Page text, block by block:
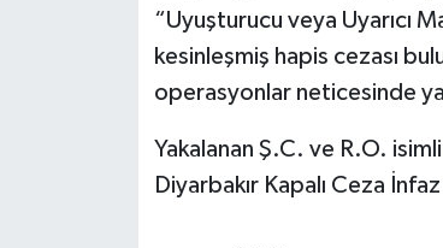
“Uyuşturucu veya Uyarıcı
kesinleşmiş hapis cezası
operasyonlar neticesinde
Yakalanan Ş.C. ve R.O.
Diyarbakır Kapalı Ceza